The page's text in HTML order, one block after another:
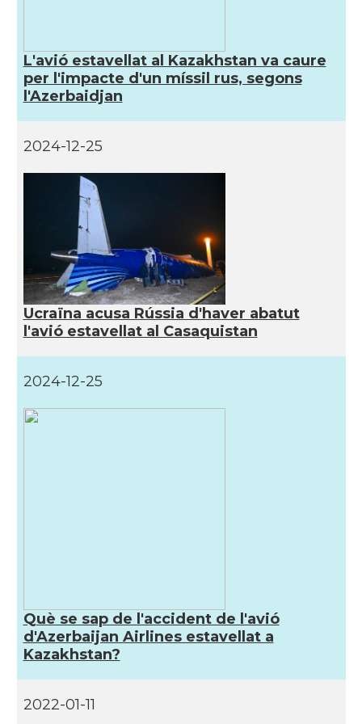
L'avió estavellat al Kazakhstan va caure
per l'impacte d'un míssil rus, segons
l'Azerbaidjan
2024-12-25
Ucraïna acusa Rússia d'haver abatut
l'avió estavellat al Casaquistan
2024-12-25
Què se sap de l'accident de l'avió
d'Azerbaijan Airlines estavellat a
Kazakhstan?
2022-01-11